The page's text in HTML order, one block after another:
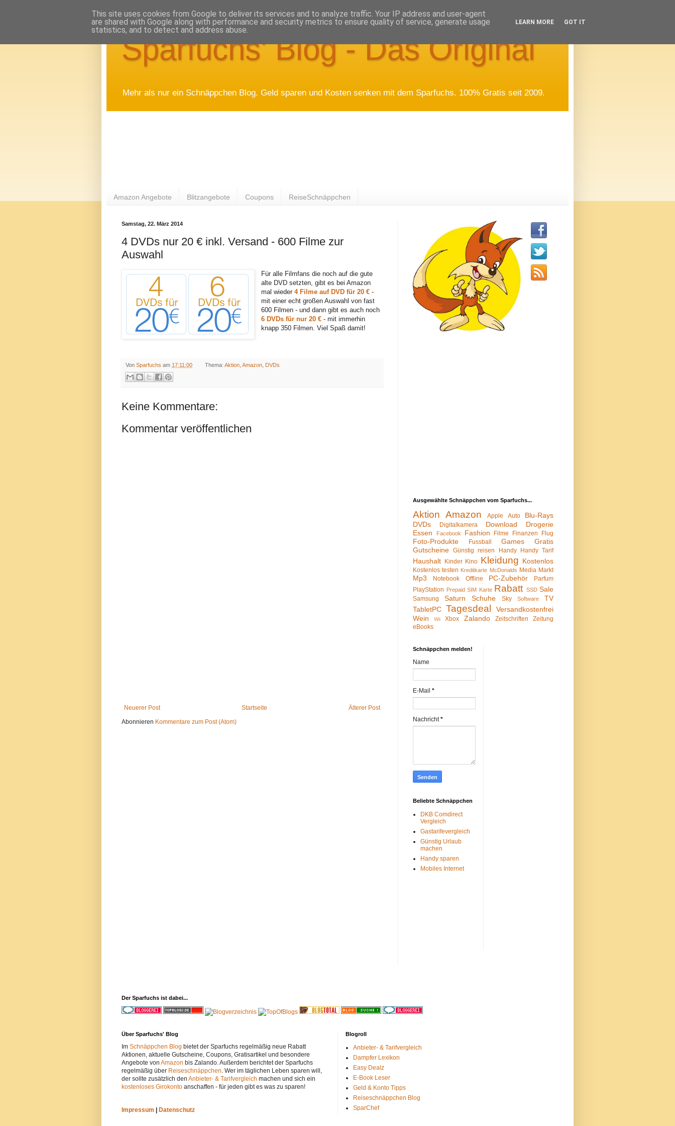
Sparfuchs' Blog - Das Original
Mehr als nur ein Schnäppchen Blog. Geld sparen und Kosten senken mit dem Sparfuchs. 100% Gratis seit 2009.
Amazon Angebote Blitzangebote Coupons ReiseSchnäppchen
Samstag, 22. März 2014
4 DVDs nur 20 € inkl. Versand - 600 Filme zur
Auswahl
Für alle Filmfans die noch auf die gute
alte DVD setzten, gibt es bei Amazon
mal wieder4 Filme auf DVD für 20 € -
mit einer echt großen Auswahl von fast
600 Filmen - und dann gibt es auch noch
6 DVDs für nur 20 € - mit immerhin
knapp 350 Filmen. Viel Spaß damit!
Von Sparfuchs am 17:11:00 Thema: Aktion, Amazon, DVDs
Keine Kommentare:
Kommentar veröffentlichen
Neuerer Post Älterer Post
Startseite
Abonnieren Kommentare zum Post (Atom)
Ausgewählte Schnäppchen vom Sparfuchs...
Aktion Amazon Apple Auto
Blu-Rays
DVDs
Digitalkamera Download
Drogerie
Essen
Facebook Fashion Filme Finanzen Flug
Foto-Produkte Fussball Games
Gratis
Gutscheine Günstig reisen Handy Handy Tarif
Haushalt Kinder Kino Kleidung Kostenlos
Kostenlos testen Kreditkarte McDonalds Media Markt
Mp3 Notebook Offline PC-Zubehör
Parfum
PlayStation Prepaid SIM Karte Rabatt SSD Sale
Samsung Saturn Schuhe Sky Software
TV
TabletPC Tagesdeal
Versandkostenfrei
Wein
Wii Xbox Zalando Zeitschriften
Zeitung
eBooks
Schnäppchen melden!
Name
E-Mail *
Nachricht*
Beliebte Schnäppchen
DKB Comdirect
Vergleich
Gastarifevergleich
Günstig Urlaub
machen
Handy sparen
Mobiles Internet
Der Sparfuchs ist dabei...
Über Sparfuchs' Blog
Im Schnäppchen Blog bietet der Sparfuchs regelmäßig neue Rabatt
Aktionen, aktuelle Gutscheine, Coupons, Gratisartikel und besondere
Angebote von Amazon bis Zalando. Außerdem berichtet der Sparfuchs
regelmäßig über Reiseschnäppchen. Wer im täglichen Leben sparen will,
der sollte zusätzlich den Anbieter- & Tarifvergleich machen und sich ein
kostenloses Girokonto anschaffen - für jeden gibt es was zu sparen!
Impressum Datenschutz
Blogroll
Anbieter- & Tarifvergleich
Dampfer Lexikon
Easy Dealz
E-Book Leser
Geld & Konto Tipps
Reiseschnäppchen Blog
SparChef
This site uses cookies from Google to deliver its services and to analyze traffic. Your IP address and user-agent
are shared with Google along with performance and security metrics to ensure quality of service, generate usage
statistics, and to detect and address abuse.
LEARN MORE GOT IT